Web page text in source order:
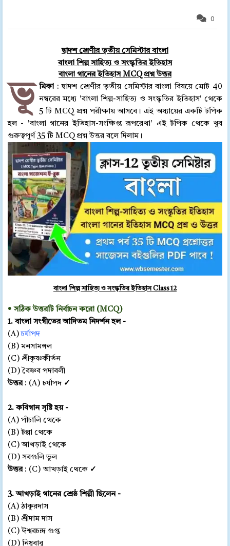
0
দ্বাদশ শ্রেণীর তৃতীয় সেমিস্টারবাংলা
বাংলা শিল্প সাহিত্য ও সংস্কৃতির ইতিহাস
বাংলা গানের ইতিহাস MCQ প্রশ্ন উত্তর
ভূ মিকা : দ্বাদশ শ্রেণীর তৃতীয় সেমিস্টার বাংলা বিষয়ে মোট 40
নম্বরের মধ্যে 'বাংলা শিল্প-সাহিত্য ও সংস্কৃতির ইতিহাস' থেকে
5 টি MCQ প্রশ্ন পরীক্ষায় আসবে। এই অধ্যায়ের একটি টপিক
হল - 'বাংলা গানের ইতিহাস-সংক্ষিপ্ত রূপরেখা' এই টপিক থেকে খুব
গুরুত্বপূর্ণ 35 টি MCQ প্রশ্ন উত্তর বলে দিলাম।
বাংলা শিল্প সাহিত্য ও সংস্কৃতির ইতিহাস Class 12
• সঠিক উত্তরটি নির্বাচন করো (MCQ)
1. বাংলা সংগীতের আদিতম নিদর্শন হল -
(A)চর্যাপদ
(B) মনসামঙ্গল
(C) শ্রীকৃষ্ণকীর্তন
(D) বৈষ্ণব পদাবলী
উত্তর : (A) চর্যাপদ ✓
2. কবিগান সৃষ্টি হয় -
(A) পাঁচালি থেকে
(B) টপ্পা থেকে
(C) আখড়াই থেকে
(D) সবগুলি ভুল
উত্তর: (C) আখড়াই থেকে ✓
3. আখড়াই গানের শ্রেষ্ঠ শিল্পী ছিলেন -
(A) ঠাকুরদাস
(B) শ্রীদাম দাস
(C) ঈশ্বরচন্দ্র গুপ্ত
(D) নিধুবাবু